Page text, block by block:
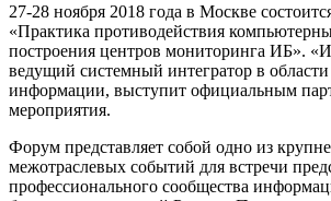
27-28 ноября 2018 года в Москве
«Практика противодействия
построения центров мониторинга ИБ».
ведущий системный интегратор в
информации, выступит официальным
мероприятия.
Форум представляет собой одно из
межотраслевых событий для встречи
профессионального сообщества